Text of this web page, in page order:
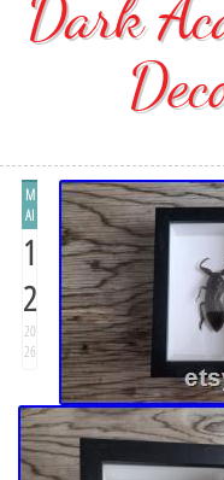
Dark
M
AI
1
2
20
26